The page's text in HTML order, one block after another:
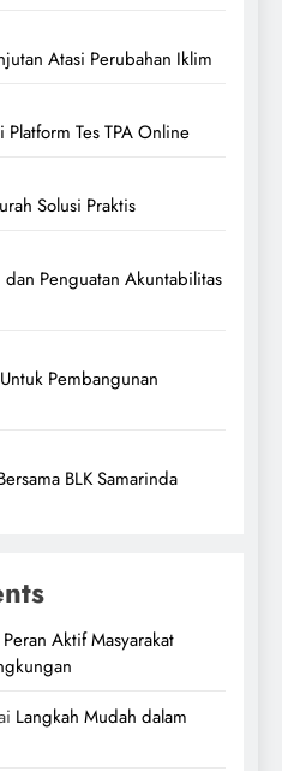
Atasi Perubahan Iklim
Tes TPA Online
Solusi Praktis
Penguatan Akuntabilitas
Pembangunan
BLK Samarinda
Peran Aktif Masyarakat
Langkah Mudah dalam